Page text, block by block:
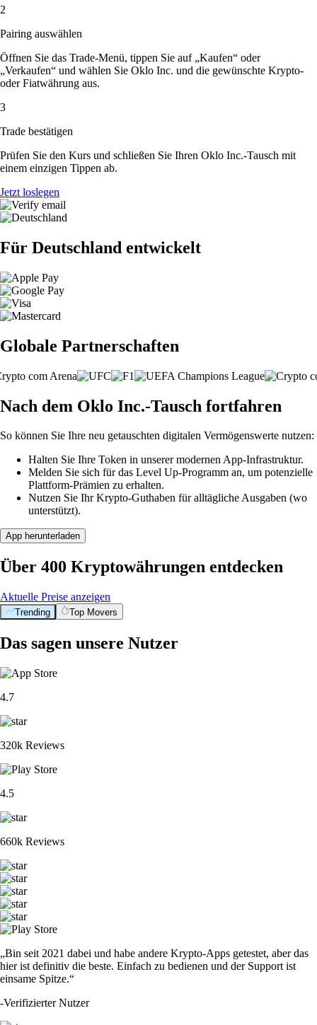
2
Pairing auswählen
Öffnen Sie das Trade-Menü, tippen Sie auf „Kaufen“ oder
„Verkaufen“ und wählen Sie Oklo Inc. und die gewünschte Krypto-
oder Fiatwährung aus.
3
Trade bestätigen
Prüfen Sie den Kurs und schließen Sie Ihren Oklo Inc.-Tausch mit
einem einzigen Tippen ab.
Jetzt loslegen
Für Deutschland entwickelt
Globale Partnerschaften
Nach dem Oklo Inc.-Tausch fortfahren
So können Sie Ihre neu getauschten digitalen Vermögenswerte nutzen:
Halten Sie Ihre Token in unserer modernen App-Infrastruktur.
Melden Sie sich für das Level Up-Programm an, um potenzielle
Plattform-Prämien zu erhalten.
Nutzen Sie Ihr Krypto-Guthaben für alltägliche Ausgaben (wo
unterstützt).
App herunterladen
Über 400 Kryptowährungen entdecken
Aktuelle Preise anzeigen
Trending Top Movers
Das sagen unsere Nutzer
4.7
320k Reviews
4.5
660k Reviews
„Bin seit 2021 dabei und habe andere Krypto-Apps getestet, aber das
hier ist definitiv die beste. Einfach zu bedienen und der Support ist
einsame Spitze.“
-Verifizierter Nutzer